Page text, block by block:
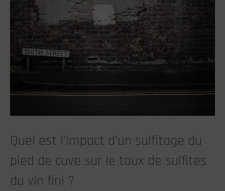
Quel est l’impact d’un sulfitage du
pied de cuve sur le taux de sulfites
du vin fini ?